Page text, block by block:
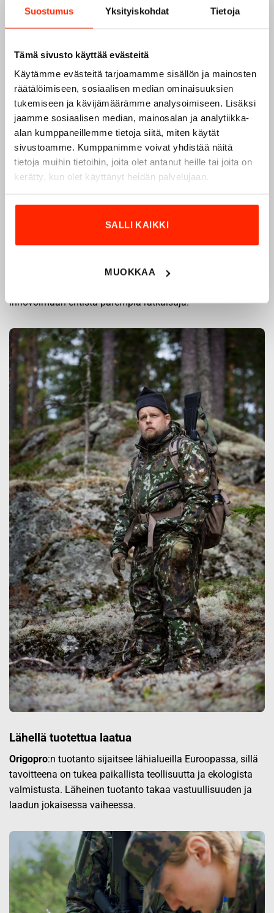
Suostumus Yksityiskohdat Tietoja
Tämä sivusto käyttää evästeitä
Käytämme evästeitä tarjoamamme sisällön ja mainosten
räätälöimiseen, sosiaalisen median ominaisuuksien
tukemiseen ja kävijämäärämme analysoimiseen. Lisäksi
jaamme sosiaalisen median, mainosalan ja analytiikka-
alan kumppaneillemme tietoja siitä, miten käytät
sivustoamme. Kumppanimme voivat yhdistää näitä
tietoja muihin tietoihin, joita olet antanut heille tai joita on
kerätty, kun olet käyttänyt heidän palvelujaan.
SALLI KAIKKI
MUOKKAA
Origopro – Suomalainen laatumerkki vuodesta
1975
Origoprovalmistaa laadukkaita vaatteita,
:n tuotteet on suunniteltu yhteistyössä käyttäjien
innovoimaan entistä parempia ratkaisuja.
Lähellä tuotettua laatua
Origopro:n tuotanto sijaitsee lähialueilla Euroopassa, sillä
tavoitteena on tukea paikallista teollisuutta ja ekologista
valmistusta. Läheinen tuotanto takaa vastuullisuuden ja
laadun jokaisessa vaiheessa.